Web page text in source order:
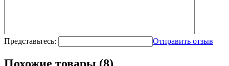
Представьтесь: Отправить отзыв
Похожие товары (8)